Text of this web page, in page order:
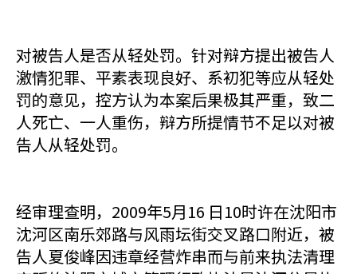
对被告人是否从轻处罚。针对辩方提出被告人
激情犯罪、平素表现良好、系初犯等应从轻处
罚的意见，控方认为本案后果极其严重，致二
人死亡、一人重伤，辩方所提情节不足以对被
告人从轻处罚。
经审理查明，2009年5月16 日10时许在沈阳市
沈河区南乐郊路与风雨坛街交叉路口附近，被
告人夏俊峰因违章经营炸串而与前来执法清理